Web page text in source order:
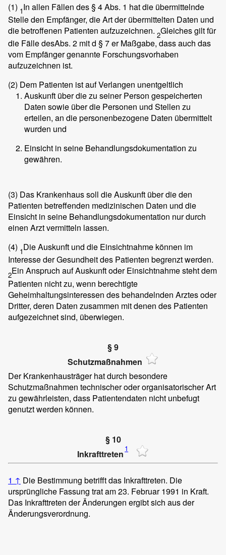
(1) 1In allen Fällen des § 4 Abs. 1 hat die übermittelnde
Stelle den Empfänger, die Art der übermittelten Daten und
die betroffenen Patienten aufzuzeichnen. 2Gleiches gilt für
die Fälle desAbs. 2 mit d § 7 er Maßgabe, dass auch das
vom Empfänger genannte Forschungsvorhaben
aufzuzeichnen ist.
(2) Dem Patienten ist auf Verlangen unentgeltlich
Auskunft über die zu seiner Person gespeicherten
Daten sowie über die Personen und Stellen zu
erteilen, an die personenbezogene Daten übermittelt
wurden und
Einsicht in seine Behandlungsdokumentation zu
gewähren.
(3) Das Krankenhaus soll die Auskunft über die den
Patienten betreffenden medizinischen Daten und die
Einsicht in seine Behandlungsdokumentation nur durch
einen Arzt vermitteln lassen.
(4) 1Die Auskunft und die Einsichtnahme können im
Interesse der Gesundheit des Patienten begrenzt werden.
2Ein Anspruch auf Auskunft oder Einsichtnahme steht dem
Patienten nicht zu, wenn berechtigte
Geheimhaltungsinteressen des behandelnden Arztes oder
Dritter, deren Daten zusammen mit denen des Patienten
aufgezeichnet sind, überwiegen.
§ 9
Schutzmaßnahmen
Der Krankenhausträger hat durch besondere
Schutzmaßnahmen technischer oder organisatorischer Art
zu gewährleisten, dass Patientendaten nicht unbefugt
genutzt werden können.
§ 10
Inkrafttreten 1
1 ↑ Die Bestimmung betrifft das Inkrafttreten. Die
ursprüngliche Fassung trat am 23. Februar 1991 in Kraft.
Das Inkrafttreten der Änderungen ergibt sich aus der
Änderungsverordnung.